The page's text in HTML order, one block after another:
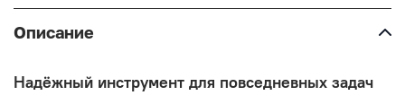
Описание
Надёжный инструмент для повседневных задач